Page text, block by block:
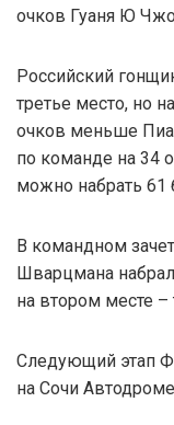
очков Гуаня Ю
Российский
третье место, но
очков меньше
по команде на 34
можно набрать 61
В командном
Шварцмана
на втором месте –
Следующий этап
на Сочи